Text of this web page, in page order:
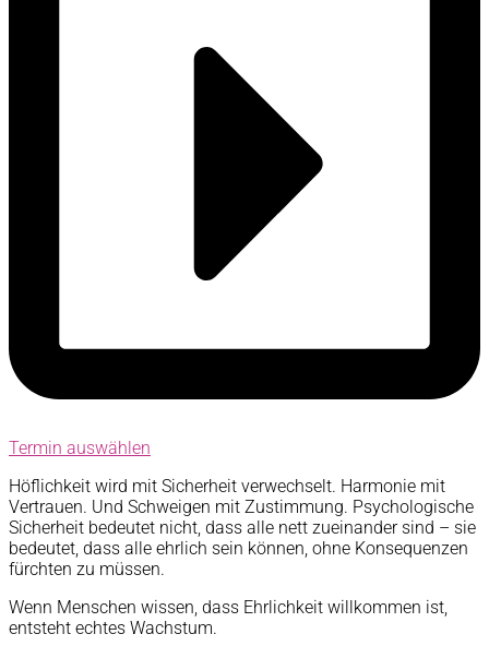
Termin auswählen
Höflichkeit wird mit Sicherheit verwechselt. Harmonie mit
Vertrauen. Und Schweigen mit Zustimmung. Psychologische
Sicherheit bedeutet nicht, dass alle nett zueinander sind – sie
bedeutet, dass alle ehrlich sein können, ohne Konsequenzen
fürchten zu müssen.
Wenn Menschen wissen, dass Ehrlichkeit willkommen ist,
entsteht echtes Wachstum.